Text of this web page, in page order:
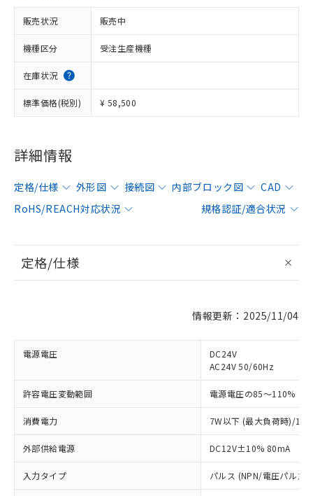
販売状況 販売中
機種区分 受注生産機種
在庫状況
標準価格(税別) ¥ 58,500
詳細情報
定格/仕様 外形図 接続図 内部ブロック図
CAD
RoHS/REACH対応状況
規格認証/適合状況
定格/仕様
情報更新：2025/11/04
電源電圧
DC24V
AC24V 50/60Hz
許容電圧変動範囲 電源電圧の85～110%
消費電力 7W以下 (最大負荷時)/
外部供給電源 DC12V±10% 80mA
入力タイプ パルス (NPN/電圧パルス)